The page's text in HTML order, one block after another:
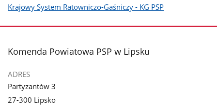
Krajowy System Ratowniczo-Gaśniczy - KG PSP
stopka
Komenda Powiatowa PSP w Lipsku
ADRES
Partyzantów 3
27-300 Lipsko